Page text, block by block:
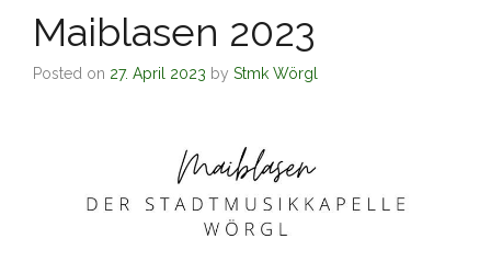
Maiblasen 2023
Posted on 27. April 2023 by Stmk Wörgl